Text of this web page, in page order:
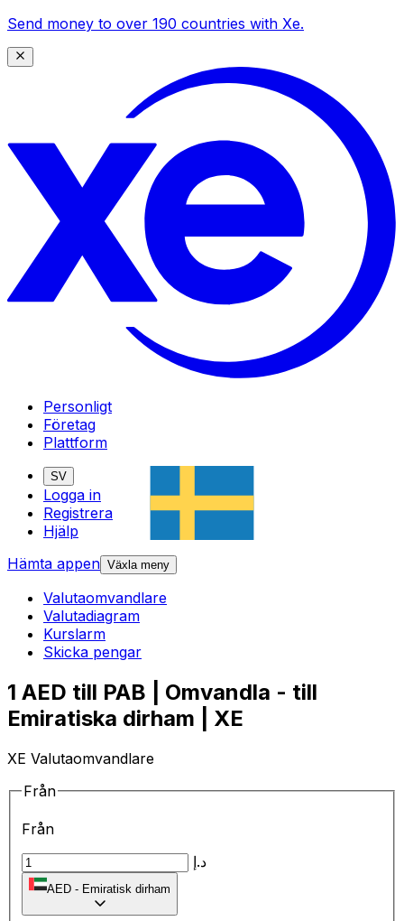
Send money to over 190 countries with Xe.
Personligt
Företag
Plattform
SV
Logga in
Registrera
Hjälp
Hämta appen Växla meny
Valutaomvandlare
Valutadiagram
Kurslarm
Skicka pengar
1 AED till PAB | Omvandla - till
Emiratiska dirham | XE
XE Valutaomvandlare
Från
Från
د.إ
AED - Emiratisk dirham